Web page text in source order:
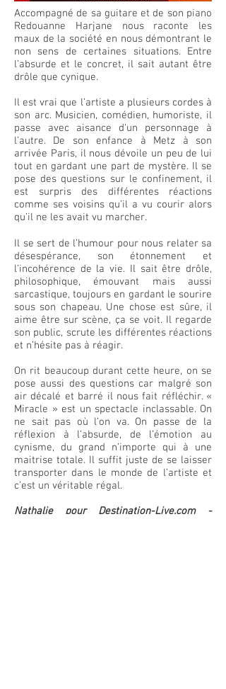
Accompagné de sa guitare et de son piano
Redouanne Harjane nous raconte les
maux de la société en nous démontrant le
non sens de certaines situations. Entre
l’absurde et le concret, il sait autant être
drôle que cynique.
Il est vrai que l’artiste a plusieurs cordes à
son arc. Musicien, comédien, humoriste, il
passe avec aisance d‘un personnage à
l’autre. De son enfance à Metz à son
arrivée Paris, il nous dévoile un peu de lui
tout en gardant une part de mystère. Il se
pose des questions sur le confinement, il
est surpris des différentes réactions
comme ses voisins qu’il a vu courir alors
qu’il ne les avait vu marcher.
Il se sert de l’humour pour nous relater sa
désespérance, son étonnement et
l’incohérence de la vie. Il sait être drôle,
philosophique, émouvant mais aussi
sarcastique, toujours en gardant le sourire
sous son chapeau. Une chose est sûre, il
aime être sur scène, ça se voit. Il regarde
son public, scrute les différentes réactions
et n’hésite pas à réagir.
On rit beaucoup durant cette heure, on se
pose aussi des questions car malgré son
air décalé et barré il nous fait réfléchir. «
Miracle » est un spectacle inclassable. On
ne sait pas où l’on va. On passe de la
réflexion à l’absurde, de l’émotion au
cynisme, du grand n’importe qui à une
maitrise totale. Il suffit juste de se laisser
transporter dans le monde de l’artiste et
c’est un véritable régal.
Nathalie pour Destination-Live.com -